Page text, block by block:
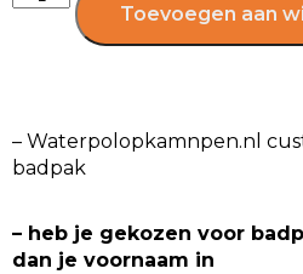
Toevoegen aan
– Waterpolopkamnpen.nl
badpak
– heb je gekozen voor
dan je voornaam in